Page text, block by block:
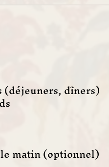
(déjeuners, dîners)
matin (optionnel)